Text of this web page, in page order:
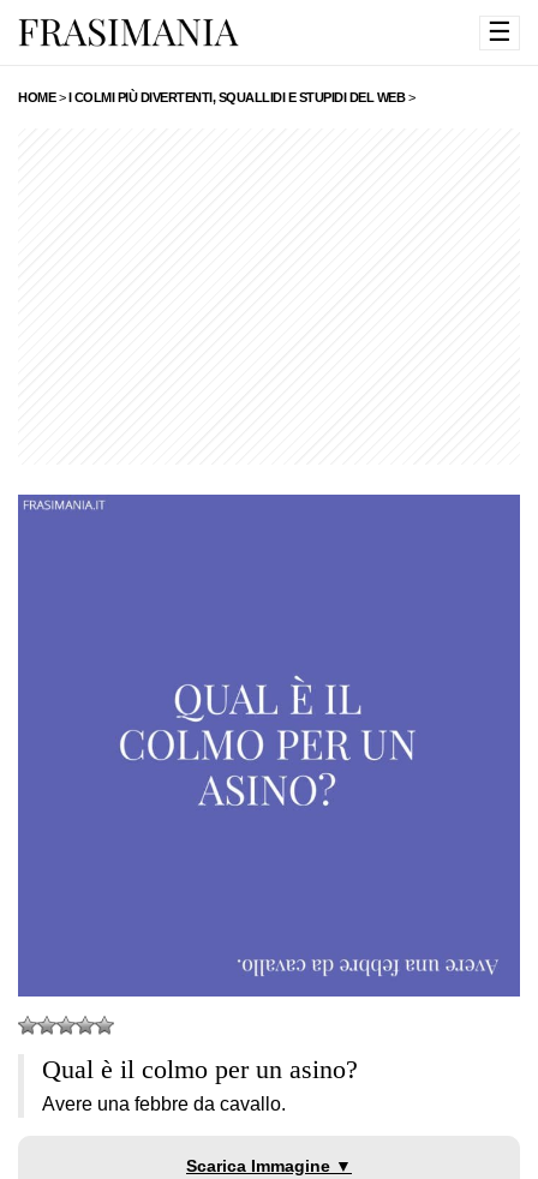
☰
HOME>I COLMI PIÙ DIVERTENTI, SQUALLIDI E STUPIDI DEL WEB>
Qual è il colmo per un asino?
Avere una febbre da cavallo.
Scarica Immagine ▼